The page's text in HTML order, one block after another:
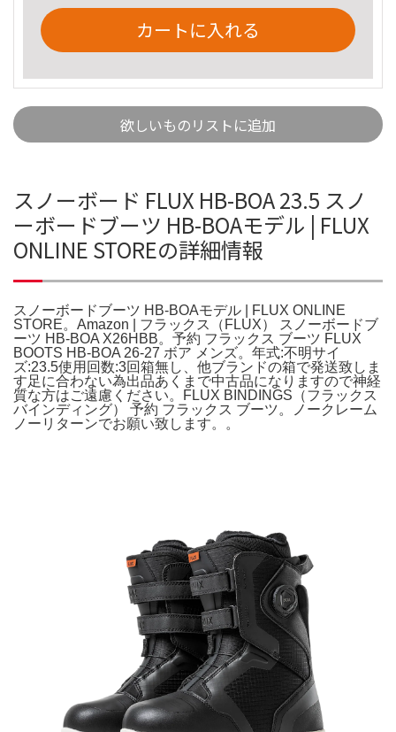
カートに入れる
欲しいものリストに追加
スノーボード FLUX HB-BOA 23.5 スノ
ーボードブーツ HB-BOAモデル | FLUX
ONLINE STOREの詳細情報
スノーボードブーツ HB-BOAモデル | FLUX ONLINE
STORE。Amazon | フラックス（FLUX） スノーボードブ
ーツ HB-BOA X26HBB。予約 フラックス ブーツ FLUX
BOOTS HB-BOA 26-27 ボア メンズ。年式:不明サイ
ズ:23.5使用回数:3回箱無し、他ブランドの箱で発送致しま
す足に合わない為出品あくまで中古品になりますので神経
質な方はご遠慮ください。FLUX BINDINGS（フラックス
バインディング） 予約 フラックス ブーツ。ノークレーム
ノーリターンでお願い致します。。